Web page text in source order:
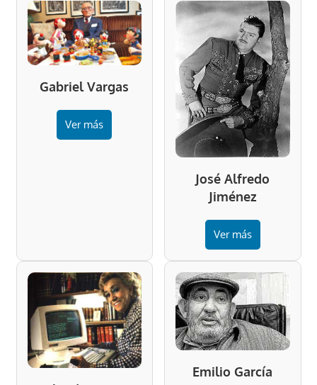
Gabriel Vargas
Ver más
José Alfredo
Jiménez
Ver más
Emilio García